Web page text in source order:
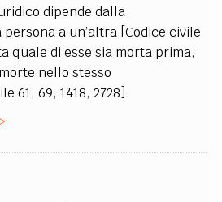
dipende dalla
a un’altra [Codice civile
quale di esse sia morta prima,
nello stesso
61, 69, 1418, 2728].